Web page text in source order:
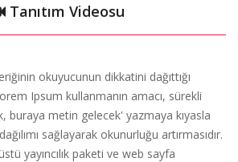
Tanıtım Videosu
okuyucunun dikkatini dağıttığı
Ipsum kullanmanın amacı, sürekli
buraya metin gelecek' yazmaya kıyasla
sağlayarak okunurluğu artırmasıdır.
yayıncılık paketi ve web sayfa